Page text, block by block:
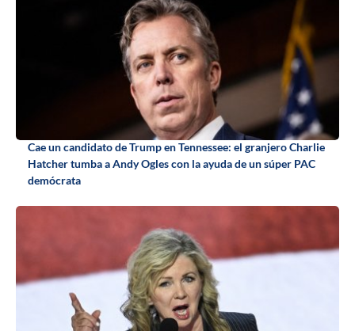
Cae un candidato de Trump en Tennessee: el granjero Charlie
Hatcher tumba a Andy Ogles con la ayuda de un súper PAC
demócrata